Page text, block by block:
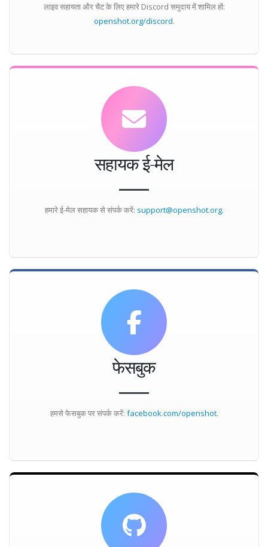
लाइव सहायता और चैट के लिए हमारे Discord समुदाय में शामिल हों:
openshot.org/discord.
सहायक ई-मेल
हमारे ई-मेल सहायक से संपर्क करें: support@openshot.org.
फेसबुक
हमसे फेसबुक पर संपर्क करें: facebook.com/openshot.